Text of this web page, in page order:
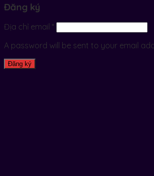
Đăng ký
Địa chỉ email *
A password will be sent to your email
Đăng ký